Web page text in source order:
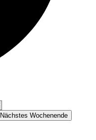
Nächstes Wochenende